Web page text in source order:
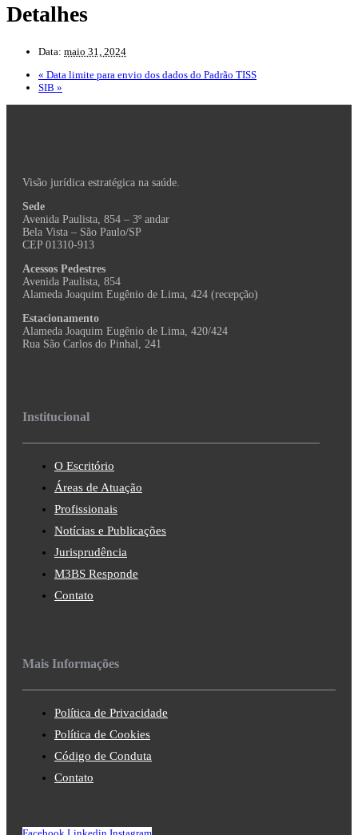
Detalhes
Data: maio 31, 2024
« Data limite para envio dos dados do Padrão TISS
SIB »
Visão jurídica estratégica na saúde.
Sede
Avenida Paulista, 854 – 3º andar
Bela Vista – São Paulo/SP
CEP 01310-913
Acessos Pedestres
Avenida Paulista, 854
Alameda Joaquim Eugênio de Lima, 424 (recepção)
Estacionamento
Alameda Joaquim Eugênio de Lima, 420/424
Rua São Carlos do Pinhal, 241
Institucional
O Escritório
Áreas de Atuação
Profissionais
Notícias e Publicações
Jurisprudência
M3BS Responde
Contato
Mais Informações
Política de Privacidade
Política de Cookies
Código de Conduta
Contato